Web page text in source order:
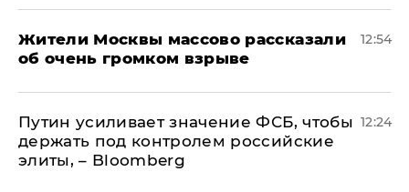
Жители Москвы массово рассказали
об очень громком взрыве
12:54
Путин усиливает значение ФСБ, чтобы
держать под контролем российские
элиты, – Bloomberg
12:24